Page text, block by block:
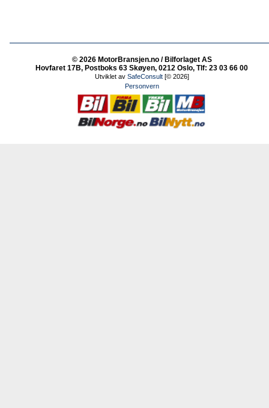
© 2026 MotorBransjen.no / Bilforlaget AS
Hovfaret 17B, Postboks 63 Skøyen, 0212 Oslo, Tlf: 23 03 66 00
Utviklet av SafeConsult[© 2026]
Personvern